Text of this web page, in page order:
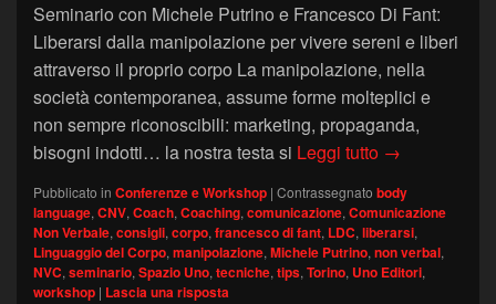
Seminario con Michele Putrino e Francesco Di Fant:
Liberarsi dalla manipolazione per vivere sereni e liberi
attraverso il proprio corpo La manipolazione, nella
società contemporanea, assume forme molteplici e
non sempre riconoscibili: marketing, propaganda,
bisogni indotti… la nostra testa si Leggi tutto “Liberarsi
→
Pubblicato in Conferenze e Workshop | Contrassegnato body
language, CNV, Coach, Coaching, comunicazione, Comunicazione
Non Verbale, consigli, corpo, francesco di fant, LDC, liberarsi,
Linguaggio del Corpo, manipolazione, Michele Putrino, non verbal,
NVC, seminario, Spazio Uno, tecniche, tips, Torino, Uno Editori,
workshop | Lascia una risposta